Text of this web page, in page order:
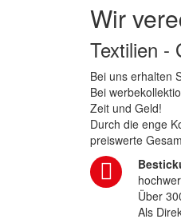
Wir
Textilien -
Bei uns erhalten
Bei
Zeit und Geld!
Durch die enge
preiswerte
Über
Als